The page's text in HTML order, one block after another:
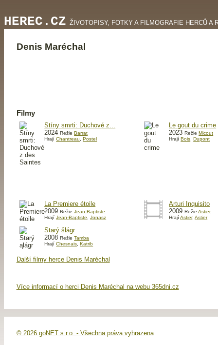
HEREC.CZ ŽIVOTOPISY, FOTKY A FILMOGRAFIE HERCŮ A
Denis Maréchal
Filmy
Stíny smrti: Duchové z...
2024RežieBarrat
HrajíChantreau ,Postel
Le gout du crime
2023RežieMicout
HrajíBois ,Dupont
La Premiere étoile
2009RežieJean-Baptiste
HrajíJean-Baptiste,Jonasz
Arturi Inquisito
2009RežieAstier
HrajíAstier,Astier
Starý šlágr
2008RežieTamba
HrajíChesnais ,Katrib
Další filmy herce Denis Maréchal
Více informací o herci Denis Maréchal na webu 365dni.cz
© 2026 goNET s.r.o. - Všechna práva vyhrazena